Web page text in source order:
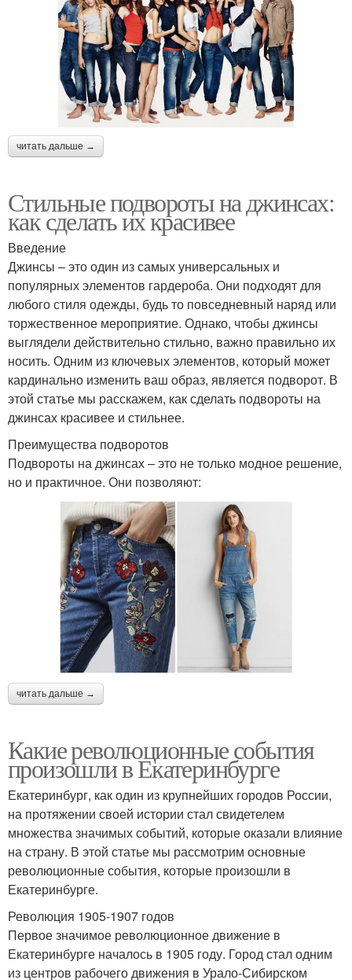
читать дальше →
Стильные подвороты на джинсах:
как сделать их красивее
Введение
Джинсы – это один из самых универсальных и
популярных элементов гардероба. Они подходят для
любого стиля одежды, будь то повседневный наряд или
торжественное мероприятие. Однако, чтобы джинсы
выглядели действительно стильно, важно правильно их
носить. Одним из ключевых элементов, который может
кардинально изменить ваш образ, является подворот. В
этой статье мы расскажем, как сделать подвороты на
джинсах красивее и стильнее.
Преимущества подворотов
Подвороты на джинсах – это не только модное решение,
но и практичное. Они позволяют:
читать дальше →
Какие революционные события
произошли в Екатеринбурге
Екатеринбург, как один из крупнейших городов России,
на протяжении своей истории стал свидетелем
множества значимых событий, которые оказали влияние
на страну. В этой статье мы рассмотрим основные
революционные события, которые произошли в
Екатеринбурге.
Революция 1905-1907 годов
Первое значимое революционное движение в
Екатеринбурге началось в 1905 году. Город стал одним
из центров рабочего движения в Урало-Сибирском